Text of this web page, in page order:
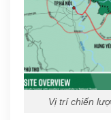
Vị trí chiến